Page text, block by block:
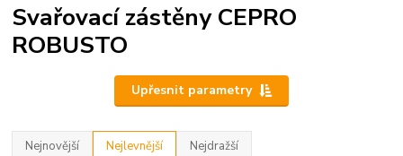
Svařovací zástěny CEPRO
ROBUSTO
Upřesnit parametry
Nejnovější Nejlevnější Nejdražší